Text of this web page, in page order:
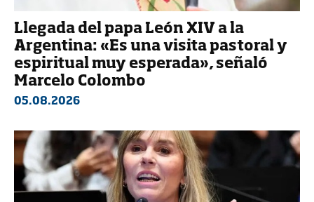
Llegada del papa León XIV a la
Argentina: «Es una visita pastoral y
espiritual muy esperada», señaló
Marcelo Colombo
05.08.2026